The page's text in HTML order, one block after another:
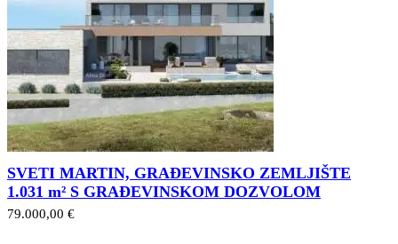
SVETI MARTIN, GRAĐEVINSKO ZEMLJIŠTE
1.031 m² S GRAĐEVINSKOM DOZVOLOM
79.000,00 €